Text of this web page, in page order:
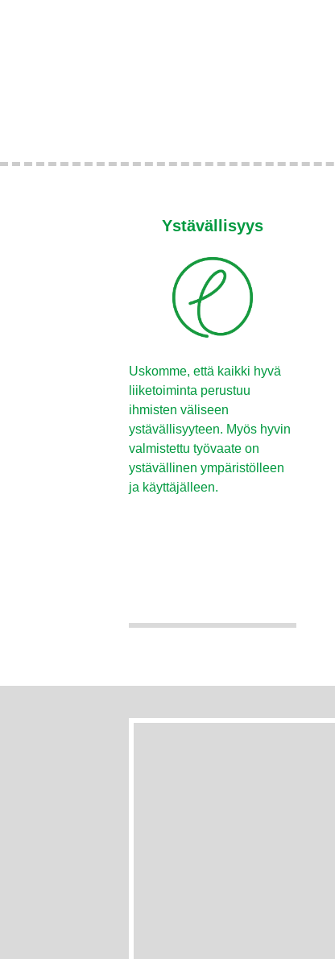
Ystävällisyys
Uskomme, että kaikki hyvä
liiketoiminta perustuu
ihmisten väliseen
ystävällisyyteen. Myös hyvin
valmistettu työvaate on
ystävällinen ympäristölleen
ja käyttäjälleen.